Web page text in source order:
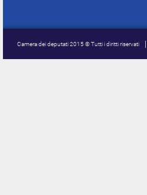
Camera dei deputati 2015 © Tutti i diritti riservati